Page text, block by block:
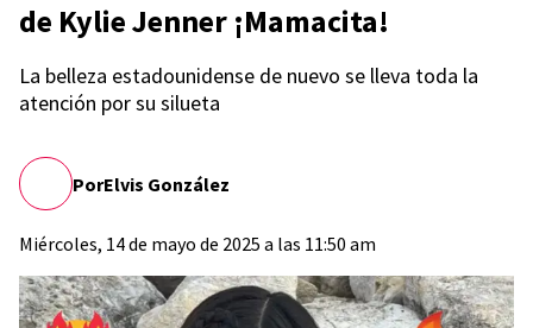
de Kylie Jenner ¡Mamacita!
La belleza estadounidense de nuevo se lleva toda la
atención por su silueta
PorElvis González
Miércoles, 14 de mayo de 2025 a las 11:50 am